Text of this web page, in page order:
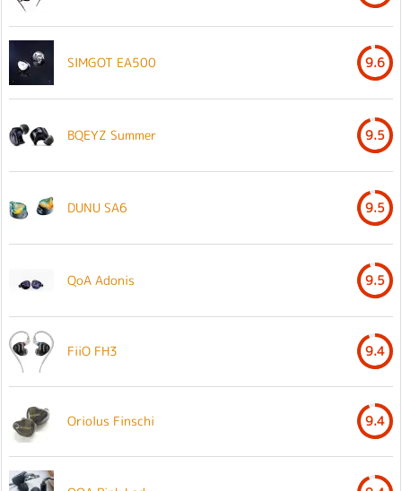
SIMGOT EA500 9.6
BQEYZ Summer 9.5
DUNU SA6 9.5
QoA Adonis 9.5
FiiO FH3 9.4
Oriolus Finschi 9.4